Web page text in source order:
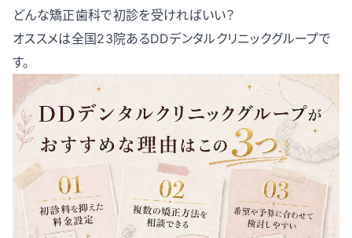
どんな矯正歯科で初診を受ければいい？
オススメは全国23院あるDDデンタルクリニックグループで
す。